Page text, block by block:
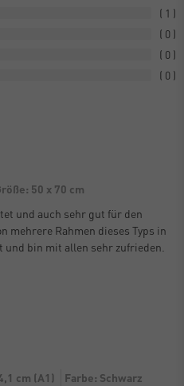
1
0
0
0
50 x 70 cm
und auch sehr gut für den
mehrere Rahmen dieses Typs in
bin mit allen sehr zufrieden.
cm (A1) Farbe: Schwarz